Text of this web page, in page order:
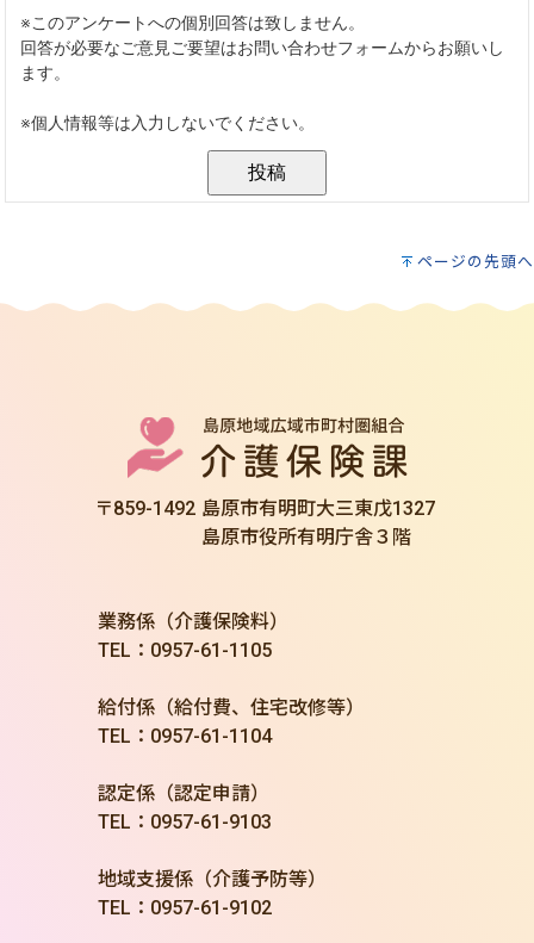
ページの先頭へ
〒859-1492 島原市有明町大三東戊1327
島原市役所有明庁舎３階
業務係（介護保険料）
TEL：0957-61-1105
給付係（給付費、住宅改修等）
TEL：0957-61-1104
認定係（認定申請）
TEL：0957-61-9103
地域支援係（介護予防等）
TEL：0957-61-9102